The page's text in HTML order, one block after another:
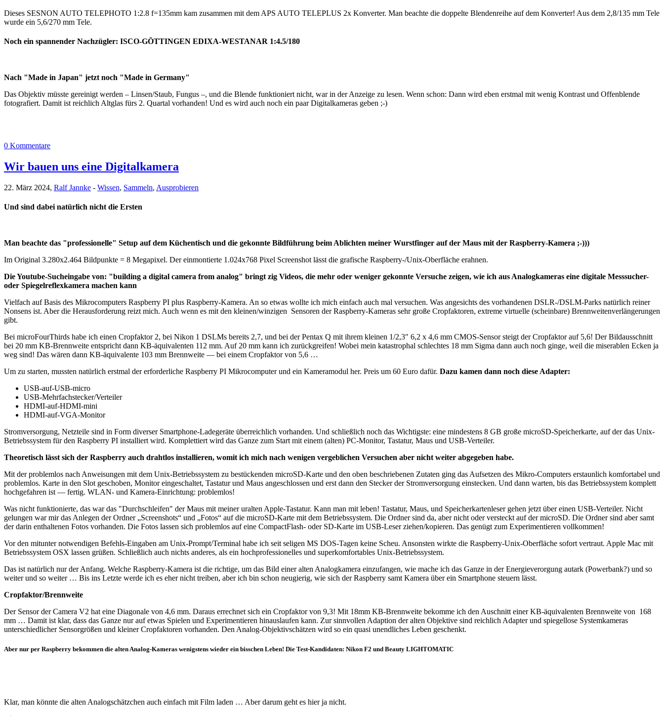
Dieses SESNON AUTO TELEPHOTO 1:2.8 f=135mm kam zusammen mit dem APS AUTO TELEPLUS 2x Konverter. Man beachte die doppelte Blendenreihe auf dem Konverter! Aus dem 2,8/135 mm Tele
wurde ein 5,6/270 mm Tele.
Noch ein spannender Nachzügler: ISCO-GÖTTINGEN EDIXA-WESTANAR 1:4.5/180
Nach "Made in Japan" jetzt noch "Made in Germany"
Das Objektiv müsste gereinigt werden – Linsen/Staub, Fungus –, und die Blende funktioniert nicht, war in der Anzeige zu lesen. Wenn schon: Dann wird eben erstmal mit wenig Kontrast und Offenblende
fotografiert. Damit ist reichlich Altglas fürs 2. Quartal vorhanden! Und es wird auch noch ein paar Digitalkameras geben ;-)
0 Kommentare
Wir bauen uns eine Digitalkamera
22. März 2024, Ralf Jannke - Wissen, Sammeln, Ausprobieren
Und sind dabei natürlich nicht die Ersten
Man beachte das "professionelle" Setup auf dem Küchentisch und die gekonnte Bildführung beim Ablichten meiner Wurstfinger auf der Maus mit der Raspberry-Kamera ;-)))
Im Original 3.280x2.464 Bildpunkte = 8 Megapixel. Der einmontierte 1.024x768 Pixel Screenshot lässt die grafische Raspberry-/Unix-Oberfläche erahnen.
Die Youtube-Sucheingabe von: "building a digital camera from analog" bringt zig Videos, die mehr oder weniger gekonnte Versuche zeigen, wie ich aus Analogkameras eine digitale Messsucher-
oder Spiegelreflexkamera machen kann
Vielfach auf Basis des Mikrocomputers Raspberry PI plus Raspberry-Kamera. An so etwas wollte ich mich einfach auch mal versuchen. Was angesichts des vorhandenen DSLR-/DSLM-Parks natürlich reiner
Nonsens ist. Aber die Herausforderung reizt mich. Auch wenn es mit den kleinen/winzigen Sensoren der Raspberry-Kameras sehr große Cropfaktoren, extreme virtuelle (scheinbare) Brennweitenverlängerungen
gibt.
Bei microFourThirds habe ich einen Cropfaktor 2, bei Nikon 1 DSLMs bereits 2,7, und bei der Pentax Q mit ihrem kleinen 1/2,3" 6,2 x 4,6 mm CMOS-Sensor steigt der Cropfaktor auf 5,6! Der Bildausschnitt
bei 20 mm KB-Brennweite entspricht dann KB-äquivalenten 112 mm. Auf 20 mm kann ich zurückgreifen! Wobei mein katastrophal schlechtes 18 mm Sigma dann auch noch ginge, weil die miserablen Ecken ja
weg sind! Das wären dann KB-äquivalente 103 mm Brennweite — bei einem Cropfaktor von 5,6 …
Um zu starten, mussten natürlich erstmal der erforderliche Raspberry PI Mikrocomputer und ein Kameramodul her. Preis um 60 Euro dafür. Dazu kamen dann noch diese Adapter:
USB-auf-USB-micro
USB-Mehrfachstecker/Verteiler
HDMI-auf-HDMI-mini
HDMI-auf-VGA-Monitor
Stromversorgung, Netzteile sind in Form diverser Smartphone-Ladegeräte überreichlich vorhanden. Und schließlich noch das Wichtigste: eine mindestens 8 GB große microSD-Speicherkarte, auf der das Unix-
Betriebssystem für den Raspberry PI installiert wird. Komplettiert wird das Ganze zum Start mit einem (alten) PC-Monitor, Tastatur, Maus und USB-Verteiler.
Theoretisch lässt sich der Raspberry auch drahtlos installieren, womit ich mich nach wenigen vergeblichen Versuchen aber nicht weiter abgegeben habe.
Mit der problemlos nach Anweisungen mit dem Unix-Betriebssystem zu bestückenden microSD-Karte und den oben beschriebenen Zutaten ging das Aufsetzen des Mikro-Computers erstaunlich komfortabel und
problemlos. Karte in den Slot geschoben, Monitor eingeschaltet, Tastatur und Maus angeschlossen und erst dann den Stecker der Stromversorgung einstecken. Und dann warten, bis das Betriebssystem komplett
hochgefahren ist — fertig. WLAN- und Kamera-Einrichtung: problemlos!
Was nicht funktionierte, das war das "Durchschleifen" der Maus mit meiner uralten Apple-Tastatur. Kann man mit leben! Tastatur, Maus, und Speicherkartenleser gehen jetzt über einen USB-Verteiler. Nicht
gelungen war mir das Anlegen der Ordner „Screenshots“ und „Fotos“ auf die microSD-Karte mit dem Betriebssystem. Die Ordner sind da, aber nicht oder versteckt auf der microSD. Die Ordner sind aber samt
der darin enthaltenen Fotos vorhanden. Die Fotos lassen sich problemlos auf eine CompactFlash- oder SD-Karte im USB-Leser ziehen/kopieren. Das genügt zum Experimentieren vollkommen!
Vor den mitunter notwendigen Befehls-Eingaben am Unix-Prompt/Terminal habe ich seit seligen MS DOS-Tagen keine Scheu. Ansonsten wirkte die Raspberry-Unix-Oberfläche sofort vertraut. Apple Mac mit
Betriebssystem OSX lassen grüßen. Schließlich auch nichts anderes, als ein hochprofessionelles und superkomfortables Unix-Betriebssystem.
Das ist natürlich nur der Anfang. Welche Raspberry-Kamera ist die richtige, um das Bild einer alten Analogkamera einzufangen, wie mache ich das Ganze in der Energieverorgung autark (Powerbank?) und so
weiter und so weiter … Bis ins Letzte werde ich es eher nicht treiben, aber ich bin schon neugierig, wie sich der Raspberry samt Kamera über ein Smartphone steuern lässt.
Cropfaktor/Brennweite
Der Sensor der Camera V2 hat eine Diagonale von 4,6 mm. Daraus errechnet sich ein Cropfaktor von 9,3! Mit 18mm KB-Brennweite bekomme ich den Auschnitt einer KB-äquivalenten Brennweite von 168
mm … Damit ist klar, dass das Ganze nur auf etwas Spielen und Experimentieren hinauslaufen kann. Zur sinnvollen Adaption der alten Objektive sind reichlich Adapter und spiegellose Systemkameras
unterschiedlicher Sensorgrößen und kleiner Cropfaktoren vorhanden. Den Analog-Objektivschätzen wird so ein quasi unendliches Leben geschenkt.
Aber nur per Raspberry bekommen die alten Analog-Kameras wenigstens wieder ein bisschen Leben! Die Test-Kandidaten: Nikon F2 und Beauty LIGHTOMATIC
Klar, man könnte die alten Analogschätzchen auch einfach mit Film laden … Aber darum geht es hier ja nicht.